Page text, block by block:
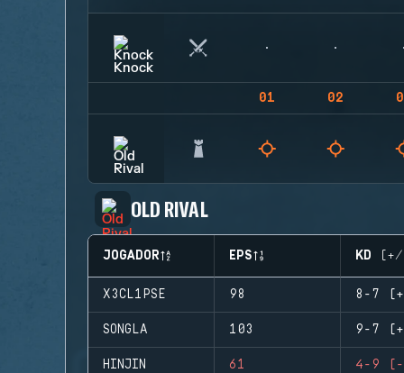
01 02
OLD RIVAL
JOGADOR EPS KD
X3CL1PSE 98 8-7
SONGLA 103 9-7
HINJIN 61 4-9